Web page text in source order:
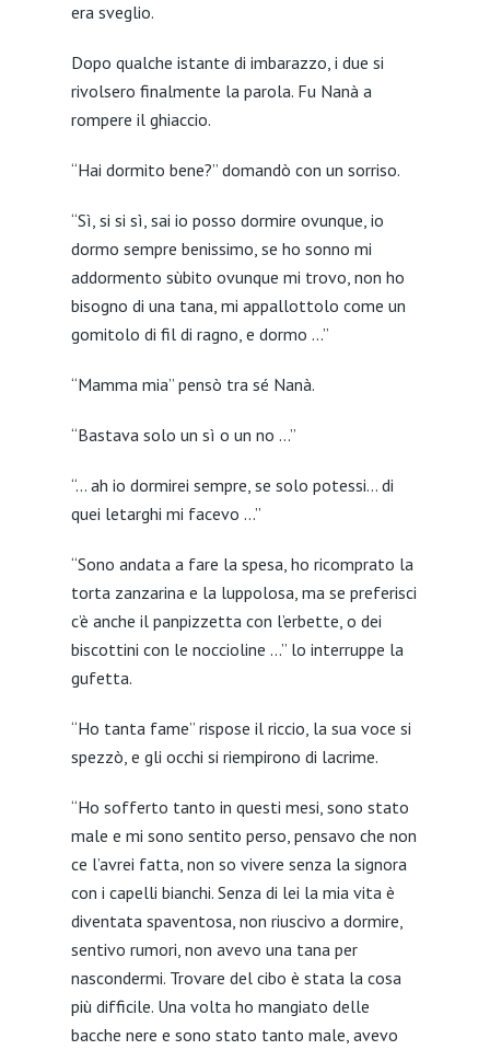
era sveglio.
Dopo qualche istante di imbarazzo, i due si
rivolsero finalmente la parola. Fu Nanà a
rompere il ghiaccio.
“Hai dormito bene?” domandò con un sorriso.
“Sì, si si sì, sai io posso dormire ovunque, io
dormo sempre benissimo, se ho sonno mi
addormento sùbito ovunque mi trovo, non ho
bisogno di una tana, mi appallottolo come un
gomitolo di fil di ragno, e dormo …”
“Mamma mia” pensò tra sé Nanà.
“Bastava solo un sì o un no …”
“… ah io dormirei sempre, se solo potessi… di
quei letarghi mi facevo …”
“Sono andata a fare la spesa, ho ricomprato la
torta zanzarina e la luppolosa, ma se preferisci
c’è anche il panpizzetta con l’erbette, o dei
biscottini con le noccioline …” lo interruppe la
gufetta.
“Ho tanta fame” rispose il riccio, la sua voce si
spezzò, e gli occhi si riempirono di lacrime.
“Ho sofferto tanto in questi mesi, sono stato
male e mi sono sentito perso, pensavo che non
ce l’avrei fatta, non so vivere senza la signora
con i capelli bianchi. Senza di lei la mia vita è
diventata spaventosa, non riuscivo a dormire,
sentivo rumori, non avevo una tana per
nascondermi. Trovare del cibo è stata la cosa
più difficile. Una volta ho mangiato delle
bacche nere e sono stato tanto male, avevo